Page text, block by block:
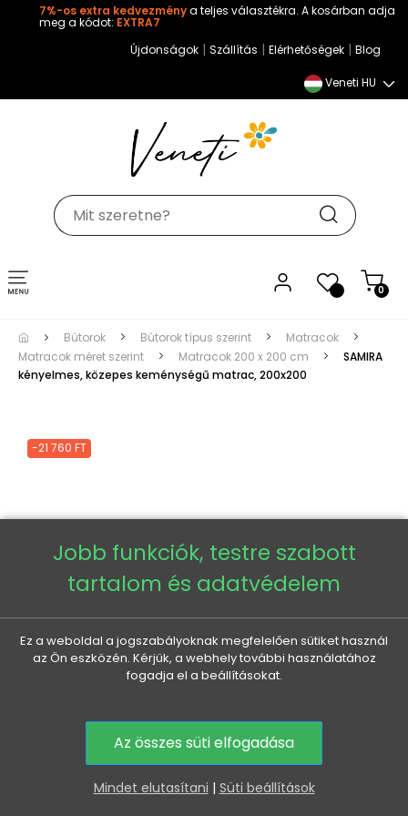
7%-os extra kedvezménya teljes választékra. A kosárban adja
meg a kódot: EXTRA7
Újdonságok | Szállítás | Elérhetőségek | Blog
Veneti HU
0
Toggle
navigation
Bútorok Bútorok típus szerint
Matracok
Matracok méret szerint
Matracok 200 x 200 cm
SAMIRA
kényelmes, közepes keménységű matrac, 200x200
-21 760 FT
Jobb funkciók, testre szabott
tartalom és adatvédelem
Ez a weboldal a jogszabályoknak megfelelően sütiket használ
az Ön eszközén. Kérjük, a webhely további használatához
fogadja el a beállításokat.
Az összes süti elfogadása
Mindet elutasítani | Süti beállítások